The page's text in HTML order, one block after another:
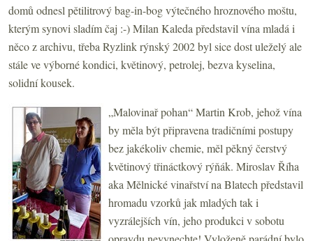
domů odnesl pětilitrový bag-in-bog výtečného hroznového moštu,
kterým synovi sladím čaj :-) Milan Kaleda představil vína mladá i
něco z archivu, třeba Ryzlink rýnský 2002 byl sice dost uleželý ale
stále ve výborné kondici, květinový, petrolej, bezva kyselina,
solidní kousek.
„Malovinař pohan“ Martin Krob, jehož vína
by měla být připravena tradičními postupy
bez jakékoliv chemie, měl pěkný čerstvý
květinový třináctkový rýňák. Miroslav Říha
aka Mělnické vinařství na Blatech představil
hromadu vzorků jak mladých tak i
vyzrálejších vín, jeho produkci v sobotu